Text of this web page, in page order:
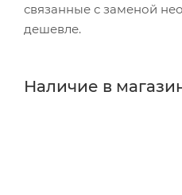
связанные с заменой
дешевле.
Наличие в